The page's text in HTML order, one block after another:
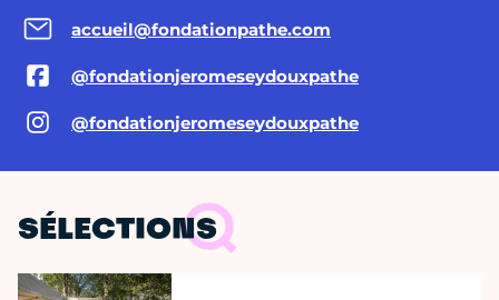
accueil@fondationpathe.com
@fondationjeromeseydouxpathe
@fondationjeromeseydouxpathe
SÉLECTIONS